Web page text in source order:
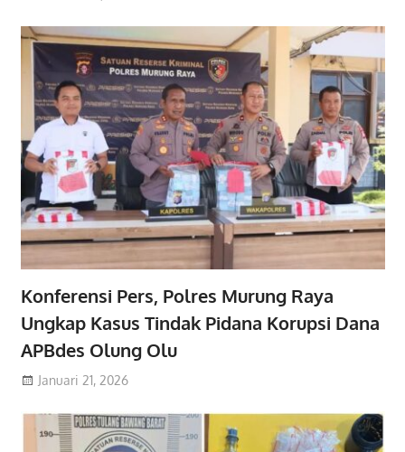
Konferensi Pers, Polres Murung Raya
Ungkap Kasus Tindak Pidana Korupsi Dana
APBdes Olung Olu
Januari 21, 2026